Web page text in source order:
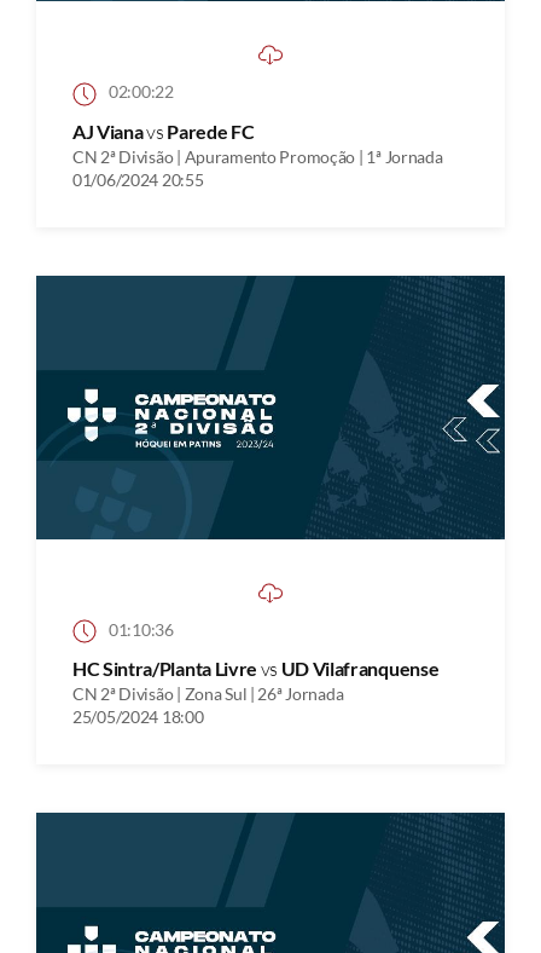
02:00:22
AJ Vianavs Parede FC
CN 2ª Divisão | Apuramento Promoção | 1ª Jornada
01/06/2024 20:55
01:10:36
HC Sintra/Planta Livre vs UD Vilafranquense
CN 2ª Divisão | Zona Sul | 26ª Jornada
25/05/2024 18:00